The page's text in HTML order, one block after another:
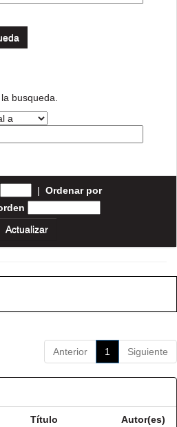
busqueda.
| Ordenar por
Anterior 1 Siguiente
Título Autor(es)